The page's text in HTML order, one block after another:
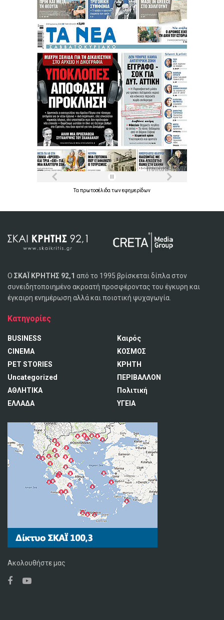
Τα πρωτοσέλιδα τωνεφημερίδων
Ο ΣΚΑΪ ΚΡΗΤΗΣ 92,1 από το 1995 βρίσκεται δίπλα στον
συνειδητοποιημένο ακροατή προσφέροντας του έγκυρη και
έγκαιρη ενημέρωση αλλά και ποιοτική ψυχαγωγία.
Κατηγορίες
BUSINESS
CINEMA
PET STORIES
Uncategorized
ΑΘΛΗΤΙΚΑ
ΕΛΛΑΔΑ
Καιρός
ΚΟΣΜΟΣ
ΚΡΗΤΗ
ΠΕΡΙΒΑΛΛΟΝ
Πολιτική
ΥΓΕΙΑ
Ακολουθήστε μας